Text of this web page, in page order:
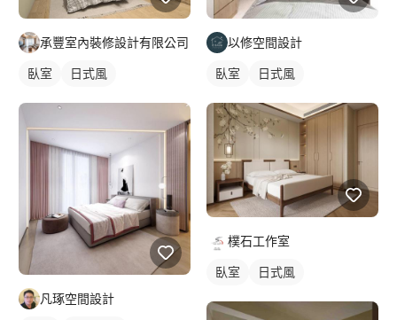
承豐室內裝修設計有限公司
臥室 日式風
凡琢空間設計
以修空間設計
臥室 日式風
樸石工作室
臥室 日式風